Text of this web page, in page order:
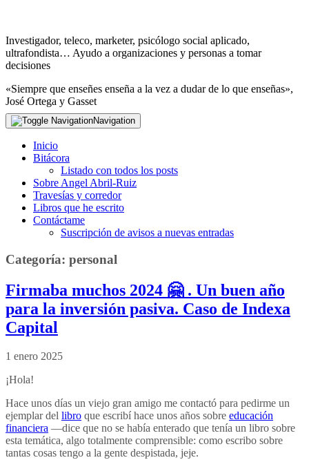
Investigador, teleco, marketer, psicólogo social aplicado,
ultrafondista… Ayudo a organizaciones y personas a tomar
decisiones
«Siempre que enseñes enseña a la vez a dudar de lo que enseñas»,
José Ortega y Gasset
Navigation
Inicio
Bitácora
Listado con todos los posts
Sobre Angel Abril-Ruiz
Travesías y corredor
Libros que he escrito
Contáctame
Suscripción de avisos a nuevas entradas
Categoría: personal
Firmaba muchos 2024 🤗 . Un buen año
para la inversión pasiva. Caso de Indexa
Capital
1 enero 2025
¡Hola!
Hace unos días un viejo gran amigo me contactó para pedirme un
ejemplar del libro que escribí hace unos años sobre educación
financiera —dice que no se había enterado que tenía un libro sobre
esta temática, algo totalmente comprensible: como escribo sobre
tantas cosas tengo a la gente despistada, jeje.